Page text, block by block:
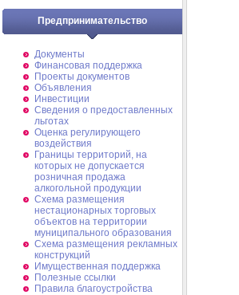
Предпринимательство
Документы
Финансовая поддержка
Проекты документов
Объявления
Инвестиции
Сведения о предоставленных
льготах
Оценка регулирующего
воздействия
Границы территорий, на
которых не допускается
розничная продажа
алкогольной продукции
Схема размещения
нестационарных торговых
объектов на территории
муниципального образования
Схема размещения рекламных
конструкций
Имущественная поддержка
Полезные ссылки
Правила благоустройства